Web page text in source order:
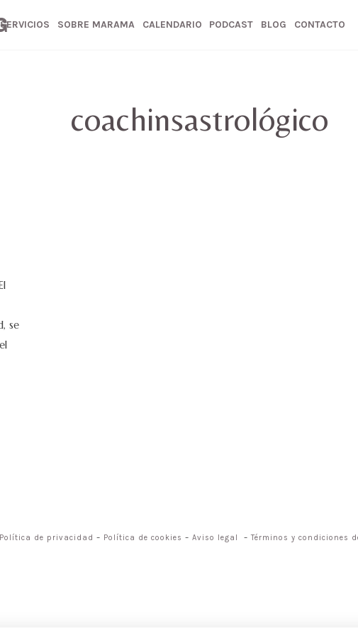
SERVICIOS SOBRE MARAMA CALENDARIO PODCAST BLOG CONTACTO
coachinsastrológico
se
Política de privacidad – Política de cookies – Aviso legal –Términos y condiciones